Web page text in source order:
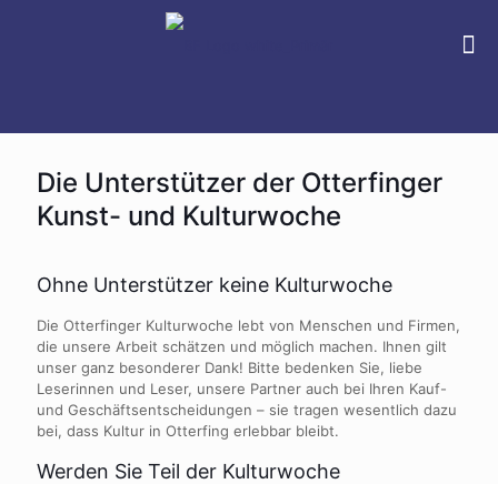
Die Unterstützer der Otterfinger
Kunst- und Kulturwoche
Ohne Unterstützer keine Kulturwoche
Die Otterfinger Kulturwoche lebt von Menschen und Firmen,
die unsere Arbeit schätzen und möglich machen. Ihnen gilt
unser ganz besonderer Dank! Bitte bedenken Sie, liebe
Leserinnen und Leser, unsere Partner auch bei Ihren Kauf-
und Geschäftsentscheidungen – sie tragen wesentlich dazu
bei, dass Kultur in Otterfing erlebbar bleibt.
Werden Sie Teil der Kulturwoche